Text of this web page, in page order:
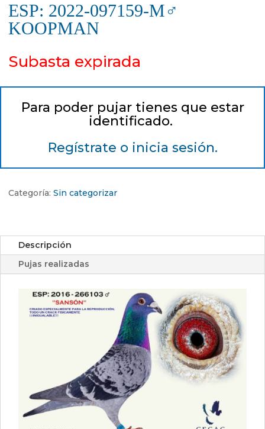
ESP: 2022-097159-M♂
KOOPMAN
Subasta expirada
Para poder pujar tienes que estar
identificado.
Regístrate o inicia sesión.
Categoría: Sin categorizar
Descripción
Pujas realizadas